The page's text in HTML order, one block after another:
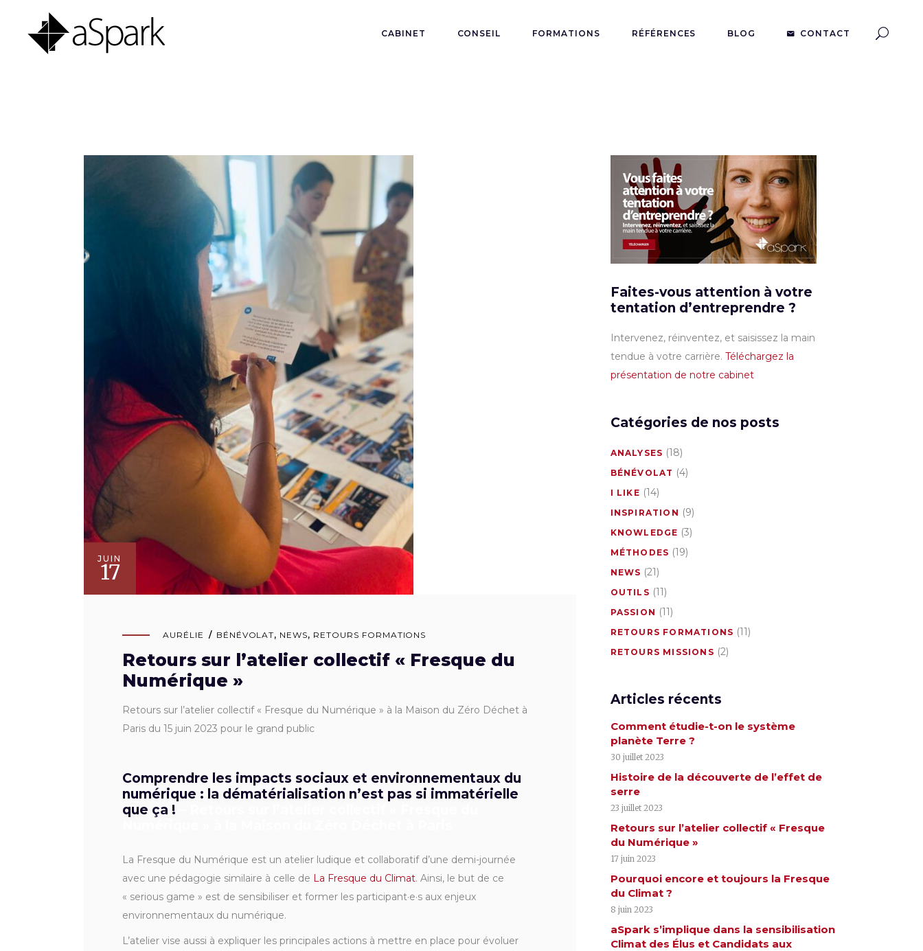
CABINET CONSEIL FORMATIONS RÉFÉRENCES BLOG CONTACT
JUIN
17
AURÉLIE BÉNÉVOLAT, NEWS, RETOURS FORMATIONS
Retours sur l’atelier collectif « Fresque du
Numérique »
Retours sur l’atelier collectif « Fresque du Numérique » à la Maison du Zéro Déchet à
Paris du 15 juin 2023 pour le grand public
Comprendre les impacts sociaux et environnementaux du
numérique : la dématérialisation n’est pas si immatérielle
que ça !
La Fresque du Numérique est un atelier ludique et collaboratif d’une demi-journée
avec une pédagogie similaire à celle de La Fresque du Climat. Ainsi, le but de ce
« serious game » est de sensibiliser et former les participant·e·s aux enjeux
environnementaux du numérique.
L’atelier vise aussi à expliquer les principales actions à mettre en place pour évoluer
Faites-vous attention à votre
tentation d’entreprendre ?
Intervenez, réinventez, et saisissez la main
tendue à votre carrière. Téléchargez la
présentation de notre cabinet
Catégories de nos posts
ANALYSES (18)
BÉNÉVOLAT (4)
I LIKE (14)
INSPIRATION (9)
KNOWLEDGE (3)
MÉTHODES (19)
NEWS (21)
OUTILS (11)
PASSION (11)
RETOURS FORMATIONS (11)
RETOURS MISSIONS (2)
Articles récents
Comment étudie-t-on le système
planète Terre ?
30 juillet 2023
Histoire de la découverte de l’effet de
serre
23 juillet 2023
Retours sur l’atelier collectif « Fresque
du Numérique »
17 juin 2023
Pourquoi encore et toujours la Fresque
du Climat ?
8 juin 2023
aSpark s’implique dans la sensibilisation
Climat des Élus et Candidats aux